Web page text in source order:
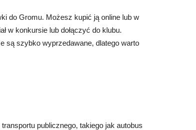
do Gromu. Możesz kupić ją online lub w
w konkursie lub dołączyć do klubu.
są szybko wyprzedawane, dlatego warto
publicznego, takiego jak autobus